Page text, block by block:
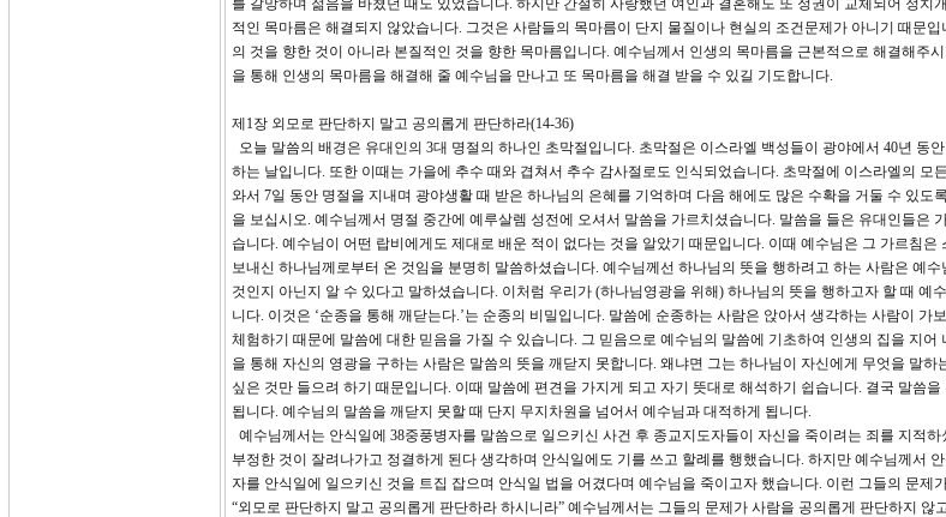
를 갈망하며 젊음을 바쳤던 때도 있었습니다. 하지만 간절히 사랑했던 여인과 결혼해도 또 정권이 교체되어 정치
적인 목마름은 해결되지 않았습니다. 그것은 사람들의 목마름이 단지 물질이나 현실의 조건문제가 아니기 때문
의 것을 향한 것이 아니라 본질적인 것을 향한 목마름입니다. 예수님께서 인생의 목마름을 근본적으로 해결해주
을 통해 인생의 목마름을 해결해 줄 예수님을 만나고 또 목마름을 해결 받을 수 있길 기도합니다.
제1장 외모로 판단하지 말고 공의롭게 판단하라(14-36)
오늘 말씀의 배경은 유대인의 3대 명절의 하나인 초막절입니다. 초막절은 이스라엘 백성들이 광야에서 40년 동
하는 날입니다. 또한 이때는 가을에 추수 때와 겹쳐서 추수 감사절로도 인식되었습니다. 초막절에 이스라엘의 모
와서 7일 동안 명절을 지내며 광야생활 때 받은 하나님의 은혜를 기억하며 다음 해에도 많은 수확을 거둘 수 있도
을 보십시오. 예수님께서 명절 중간에 예루살렘 성전에 오셔서 말씀을 가르치셨습니다. 말씀을 들은 유대인들은
습니다. 예수님이 어떤 랍비에게도 제대로 배운 적이 없다는 것을 알았기 때문입니다. 이때 예수님은 그 가르침은
보내신 하나님께로부터 온 것임을 분명히 말씀하셨습니다. 예수님께선 하나님의 뜻을 행하려고 하는 사람은 예
것인지 아닌지 알 수 있다고 말하셨습니다. 이처럼 우리가 (하나님영광을 위해) 하나님의 뜻을 행하고자 할 때 예
니다. 이것은 ‘순종을 통해 깨닫는다.’는 순종의 비밀입니다. 말씀에 순종하는 사람은 앉아서 생각하는 사람이 가
체험하기 때문에 말씀에 대한 믿음을 가질 수 있습니다. 그 믿음으로 예수님의 말씀에 기초하여 인생의 집을 지어
을 통해 자신의 영광을 구하는 사람은 말씀의 뜻을 깨닫지 못합니다. 왜냐면 그는 하나님이 자신에게 무엇을 말하
싶은 것만 들으려 하기 때문입니다. 이때 말씀에 편견을 가지게 되고 자기 뜻대로 해석하기 쉽습니다. 결국 말씀을
됩니다. 예수님의 말씀을 깨닫지 못할 때 단지 무지차원을 넘어서 예수님과 대적하게 됩니다.
예수님께서는 안식일에 38중풍병자를 말씀으로 일으키신 사건 후 종교지도자들이 자신을 죽이려는 죄를 지적
부정한 것이 잘려나가고 정결하게 된다 생각하며 안식일에도 기를 쓰고 할례를 행했습니다. 하지만 예수님께서
자를 안식일에 일으키신 것을 트집 잡으며 안식일 법을 어겼다며 예수님을 죽이고자 했습니다. 이런 그들의 문제
“외모로 판단하지 말고 공의롭게 판단하라 하시니라” 예수님께서는 그들의 문제가 사람을 공의롭게 판단하지 않